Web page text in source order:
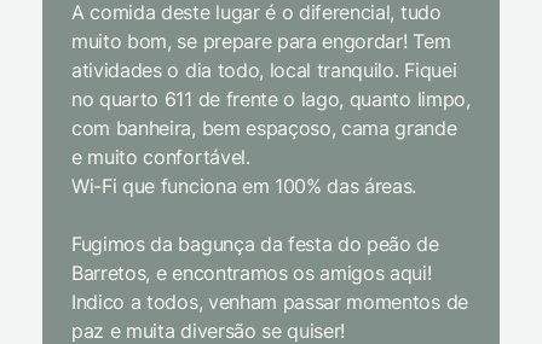
A comida deste lugar é o diferencial, tudo
muito bom, se prepare para engordar! Tem
atividades o dia todo, local tranquilo. Fiquei
no quarto 611 de frente o lago, quanto limpo,
com banheira, bem espaçoso, cama grande
e muito confortável.
Wi-Fi que funciona em 100% das áreas.
Fugimos da bagunça da festa do peão de
Barretos, e encontramos os amigos aqui!
Indico a todos, venham passar momentos de
paz e muita diversão se quiser!